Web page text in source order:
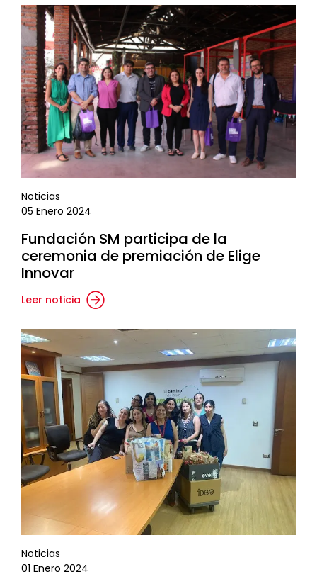
Noticias
05 Enero 2024
Fundación SM participa de la
ceremonia de premiación de Elige
Innovar
Leer noticia
Noticias
01 Enero 2024